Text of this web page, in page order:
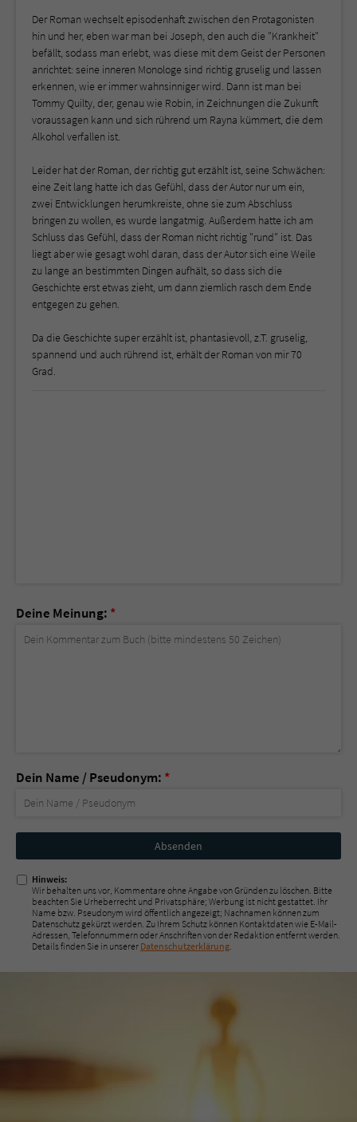
Der Roman wechselt episodenhaft zwischen den Protagonisten
hin und her, eben war man bei Joseph, den auch die "Krankheit"
befällt, sodass man erlebt, was diese mit dem Geist der Personen
anrichtet: seine inneren Monologe sind richtig gruselig und lassen
erkennen, wie er immer wahnsinniger wird. Dann ist man bei
Tommy Quilty, der, genau wie Robin, in Zeichnungen die Zukunft
voraussagen kann und sich rührend um Rayna kümmert, die dem
Alkohol verfallen ist.
Leider hat der Roman, der richtig gut erzählt ist, seine Schwächen:
eine Zeit lang hatte ich das Gefühl, dass der Autor nur um ein,
zwei Entwicklungen herumkreiste, ohne sie zum Abschluss
bringen zu wollen, es wurde langatmig. Außerdem hatte ich am
Schluss das Gefühl, dass der Roman nicht richtig "rund" ist. Das
liegt aber wie gesagt wohl daran, dass der Autor sich eine Weile
zu lange an bestimmten Dingen aufhält, so dass sich die
Geschichte erst etwas zieht, um dann ziemlich rasch dem Ende
entgegen zu gehen.
Da die Geschichte super erzählt ist, phantasievoll, z.T. gruselig,
spannend und auch rührend ist, erhält der Roman von mir 70
Grad.
Deine Meinung: *
Dein Name / Pseudonym: *
Nicht
ausfüllen!
Hinweis:
Wir behalten uns vor, Kommentare ohne Angabe von Gründen zu löschen. Bitte
beachten Sie Urheberrecht und Privatsphäre; Werbung ist nicht gestattet. Ihr
Name bzw. Pseudonym wird öffentlich angezeigt; Nachnamen können zum
Datenschutz gekürzt werden. Zu Ihrem Schutz können Kontaktdaten wie E-Mail-
Adressen, Telefonnummern oder Anschriften von der Redaktion entfernt werden.
Details finden Sie in unserer Datenschutzerklärung.